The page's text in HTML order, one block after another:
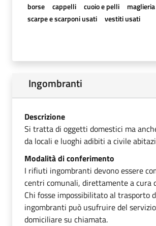
borse
cappelli cuoio e pelli
maglieria
scarpe e scarponi usati
vestiti usati
Ingombranti
Descrizione
Si tratta di oggetti domestici ma
da locali e luoghi adibiti a civile
Modalità di conferimento
I rifiuti ingombranti devono essere
centri comunali, direttamente a cura
Chi fosse impossibilitato al trasporto
ingombranti può usufruire del
domiciliare su chiamata.